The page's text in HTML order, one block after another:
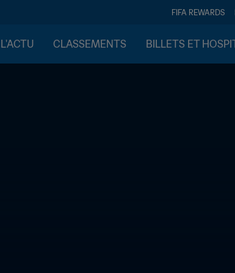
FIFA REWARDS
L'ACTU CLASSEMENTS BILLETS ET